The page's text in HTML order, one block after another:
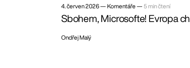
4. červen 2026— Komentáře — 5 min čtení
Sbohem, Microsofte! Evropa
Ondřej Malý